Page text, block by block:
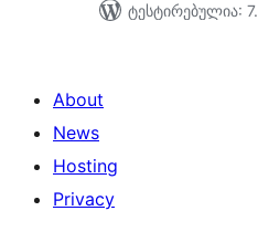
ტესტირებულია:
About
News
Hosting
Privacy